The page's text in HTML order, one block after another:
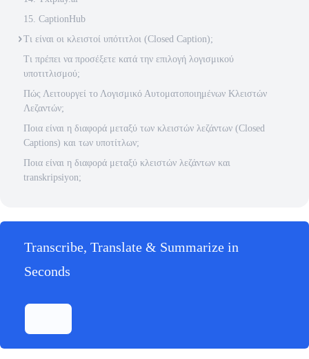
15. CaptionHub
Τι είναι οι κλειστοί υπότιτλοι (Closed Caption);
Τι πρέπει να προσέξετε κατά την επιλογή λογισμικού
υποτιτλισμού;
Πώς Λειτουργεί το Λογισμικό Αυτοματοποιημένων Κλειστών
Λεζαντών;
Ποια είναι η διαφορά μεταξύ των κλειστών λεζάντων (Closed
Captions) και των υποτίτλων;
Ποια είναι η διαφορά μεταξύ κλειστών λεζάντων και
transkripsiyon;
Transcribe, Translate & Summarize in
Seconds